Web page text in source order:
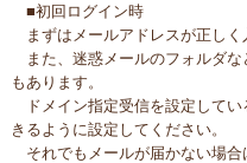
■初回ログイン時
まずはメールアドレスが正しく
また、迷惑メールのフォルダな
もあります。
ドメイン指定受信を設定して
きるように設定してください。
それでもメールが届かない場合